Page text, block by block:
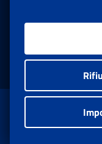
Facebook: